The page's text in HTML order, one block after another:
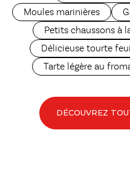
Moules marinières
Petits chaussons à
Délicieuse tourte
Tarte légère au
DÉCOUVREZ